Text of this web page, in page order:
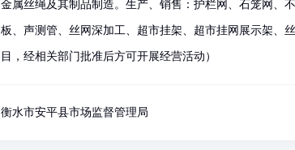
金属丝绳及其制品制造。生产、销售：护栏网、石笼网、
板、声测管、丝网深加工、超市挂架、超市挂网展示架、
目，经相关部门批准后方可开展经营活动）
衡水市安平县市场监督管理局